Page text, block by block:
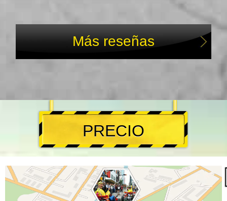
Más reseñas
PRECIO